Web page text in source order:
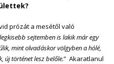
prózát a mesétől való
sejtemben is lakik már egy
mint olvadáskor völgyben a hólé,
új történet lesz belőle.” Akaratlanul